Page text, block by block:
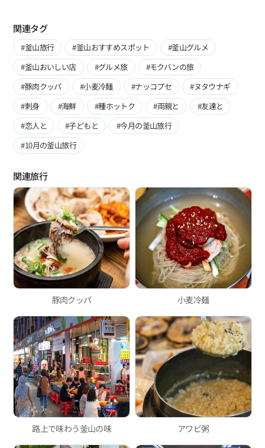
関連タグ
#釜山旅行 #釜山おすすめスポット
#釜山グルメ
#釜山おいしい店
#グルメ旅
#モクバンの旅
#豚肉クッパ
#小麦冷麺 #ナッコプセ
#ヌタウナギ
#刺身
#海鮮 #種ホットク #両親と
#友達と
#恋人と
#子どもと
#今月の釜山旅行
#10月の釜山旅行
関連旅行
豚肉クッパ 小麦冷麺
路上で味わう釜山の味 アワビ粥